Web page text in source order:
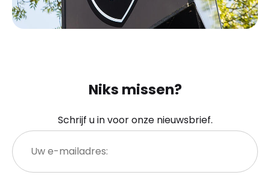
Niks missen?
Schrijf u in voor onze nieuwsbrief.
Uw
e-
mailadres: